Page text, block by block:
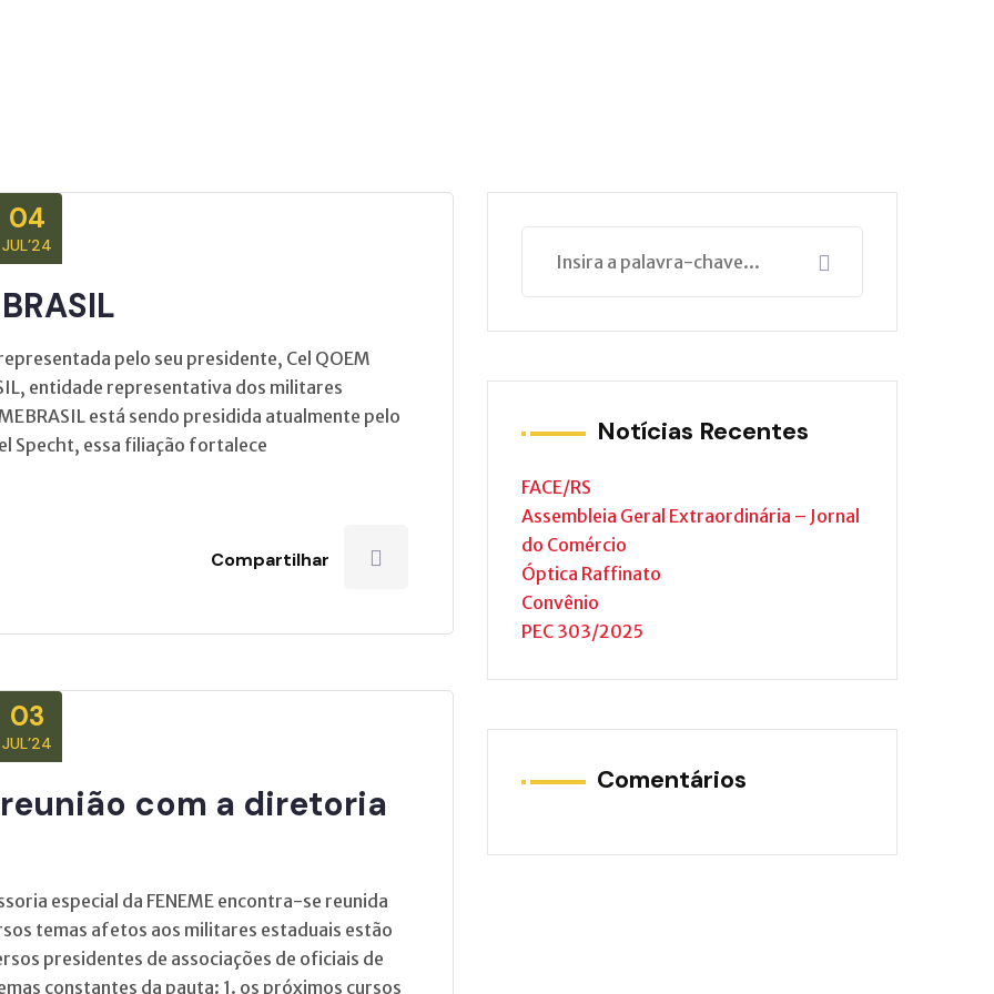
04
JUL’24
pelo seu presidente, Cel QOEM
entidade representativa dos militares
está sendo presidida atualmente pelo
Specht, essa filiação fortalece
Compartilhar
03
JUL’24
com a diretoria
especial da FENEME encontra-se reunida
temas afetos aos militares estaduais estão
presidentes de associações de oficiais de
constantes da pauta: 1. os próximos cursos
Notícias Recentes
FACE/RS
Assembleia Geral Extraordinária – Jornal
do Comércio
Óptica Raffinato
Convênio
PEC 303/2025
Comentários